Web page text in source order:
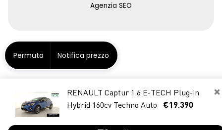
×
RENAULT Captur 1.6 E-TECH Plug-in
Hybrid 160cv Techno Auto
€19.390
Agenzia SEO
Permuta Notifica prezzo